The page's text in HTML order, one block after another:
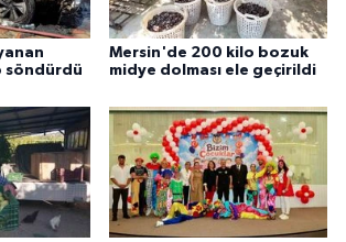
söndürdü
Mersin'de 200 kilo bozuk
midye dolması ele geçirildi